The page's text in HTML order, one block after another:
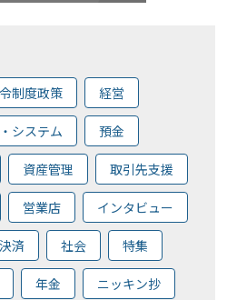
制度政策 経営
システム 預金
資産管理 取引先支援
営業店 インタビュー
済 社会 特集
年金 ニッキン抄